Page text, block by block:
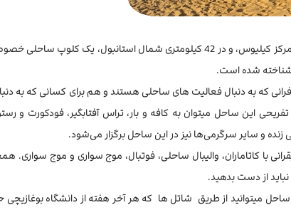
ساحل بورک در فاصله نه کیلومتری از غرب در امتداد ساحل دریای سیاه از مرکز کیلیوس، و در 42 کیلومتری شمال استانبول،
شناخته شده است.
که به دنبال فعالیت های ساحلی هستند و هم برای کسانی که به
این ساحل میتوان به کافه و بار، تراس آفتابگیر، فودکورت و
و سایر سرگرمی‌ها نیز در این ساحل برگزار می‌شود.
با کاتاماران، والیبال ساحلی، فوتبال، موج سواری و موج سواری.
از دست بدهید.
و برای رسیدن به ساحل میتوانید از طریق شاتل ها که هر آخر هفته از دانشگاه